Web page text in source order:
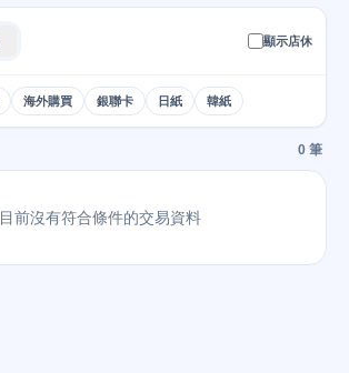
顯示店休
海外購買 銀聯卡 日紙 韓紙
0 筆
目前沒有符合條件的交易資料